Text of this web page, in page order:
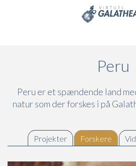
Peru
Peru er et spændende land
natur som der forskes i på
Projekter Forskere